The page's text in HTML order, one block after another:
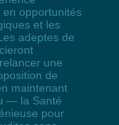
opportunités
et les
adeptes de
une
de
maintenant
— la Santé
pour